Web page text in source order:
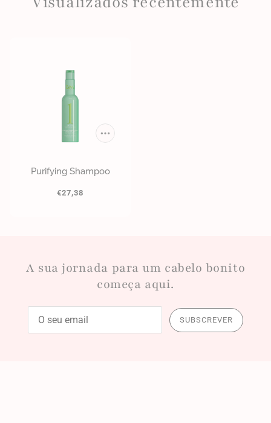
Purifying Shampoo
€27,38
A sua jornada para um cabelo bonito
começa aqui.
SUBSCREVER